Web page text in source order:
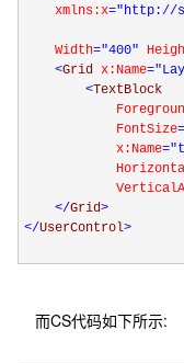
xmlns:x="http://
Width="400"
<Gridx:Name
<TextBlock
FontSize
x:Name
</Grid>
</UserControl>
而CS代码如下所示: